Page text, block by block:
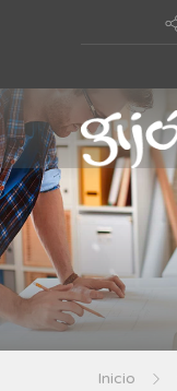
Inicio